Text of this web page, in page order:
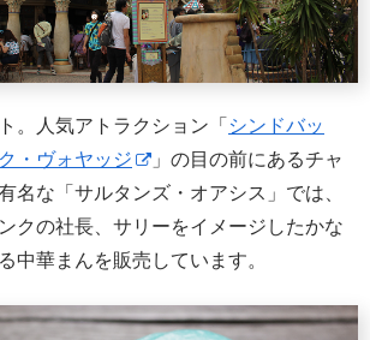
。人気アトラクション「 シンドバッ
・ヴォヤッジ
」の目の前にあるチャ
名な「サルタンズ・オアシス」では、
クの社長、サリーをイメージしたかな
中華まんを販売しています。